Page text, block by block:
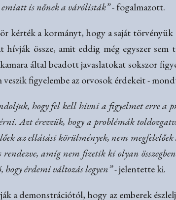
emiatt is nőnek a várólisták”- fogalmazott.
kérték a kormányt, hogy a saját
hívják össze, amit eddig még egyszer
által beadott javaslatokat sokszor
veszik figyelembe az orvosok érdekeit -
hogy fel kell hívni a figyelmet erre a
Azt érezzük, hogy a problémák
az ellátási körülmények, nem
rendezve, amíg nem fizetik ki olyan
hogy érdemi változás legyen”- jelentette ki.
a demonstrációtól, hogy az emberek